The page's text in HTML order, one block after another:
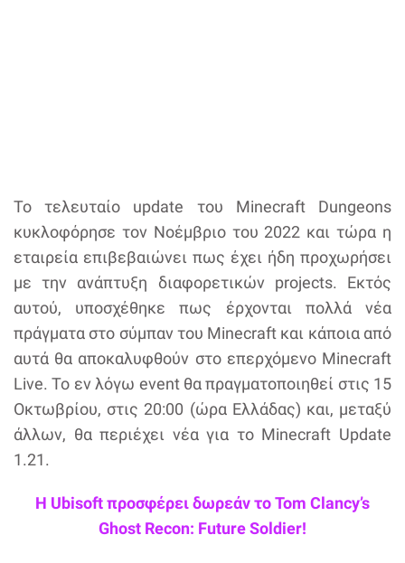
Το τελευταίο update του Minecraft Dungeons
κυκλοφόρησε τον Νοέμβριο του 2022 και τώρα η
εταιρεία επιβεβαιώνει πως έχει ήδη προχωρήσει
με την ανάπτυξη διαφορετικών projects. Εκτός
αυτού, υποσχέθηκε πως έρχονται πολλά νέα
πράγματα στο σύμπαν του Minecraft και κάποια από
αυτά θα αποκαλυφθούν στο επερχόμενο Minecraft
Live. Το εν λόγω event θα πραγματοποιηθεί στις 15
Οκτωβρίου, στις 20:00 (ώρα Ελλάδας) και, μεταξύ
άλλων, θα περιέχει νέα για το Minecraft Update
1.21.
Η Ubisoft προσφέρει δωρεάν το Tom Clancy’s
Ghost Recon: Future Soldier!